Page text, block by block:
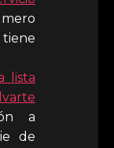
tiene
lista
a
de